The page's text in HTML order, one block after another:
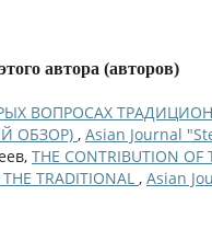
автора (авторов)
ВОПРОСАХ
ОБЗОР) , Asian Journal
THE CONTRIBUTION OF
TRADITIONAL , Asian